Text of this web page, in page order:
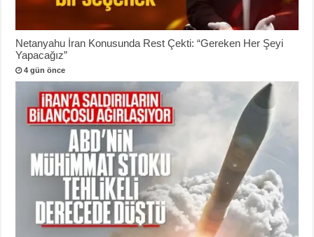
Netanyahu İran Konusunda Rest Çekti: “Gereken Her Şeyi
Yapacağız”
4 gün önce